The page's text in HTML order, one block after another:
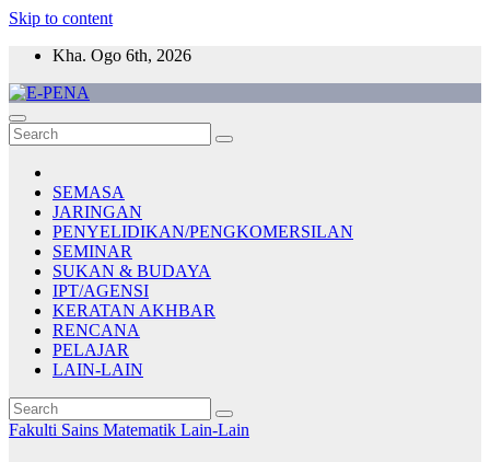
Skip to content
Kha. Ogo 6th, 2026
E-PENA
Berita Digital Terkini
SEMASA
JARINGAN
PENYELIDIKAN/PENGKOMERSILAN
SEMINAR
SUKAN & BUDAYA
IPT/AGENSI
KERATAN AKHBAR
RENCANA
PELAJAR
LAIN-LAIN
Fakulti Sains Matematik Lain-Lain